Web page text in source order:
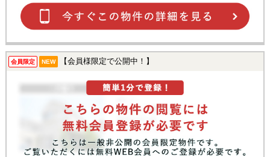
会員限定 NEW 【会員様限定で公開中！】